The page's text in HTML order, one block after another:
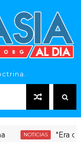
"Era dinero